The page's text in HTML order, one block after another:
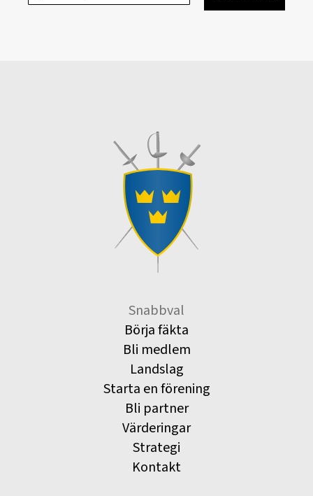
Snabbval
Börja fäkta
Bli medlem
Landslag
Starta en förening
Bli partner
Värderingar
Strategi
Kontakt